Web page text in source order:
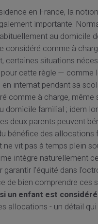
en France, la
importante.
au domicile
considéré comme à
certaines situations
cette règle — comme
internat pendant sa
comme à charge, même
domicile familial ; idem
deux parents peuvent
bénéfice des allocations
ne vit pas à temps plein
intègre naturellement
garantir l'équité dans
de bien comprendre ces
un enfant est
allocations - un détail